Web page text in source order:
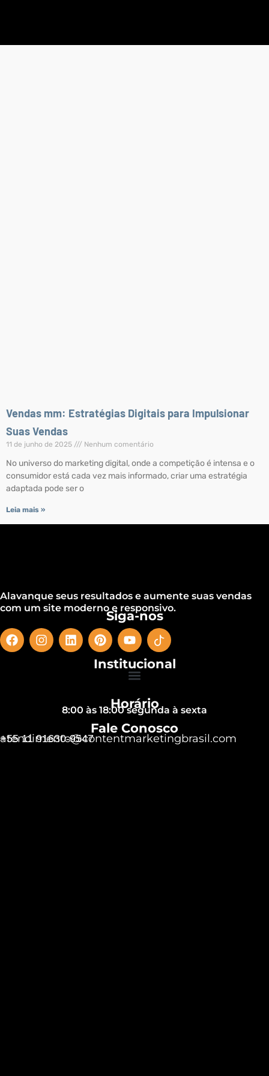
Vendas mm: Estratégias Digitais para Impulsionar
Suas Vendas
11 de junho de 2025 Nenhum comentário
No universo do marketing digital, onde a competição é intensa e o
consumidor está cada vez mais informado, criar uma estratégia
adaptada pode ser o
Leia mais »
Alavanque seus resultados e aumente suas vendas
com um site moderno e responsivo.
Siga-nos
Institucional
Horário
8:00 às 18:00 segunda à sexta
Fale Conosco
+55 11 91630-9547
atendimento@contentmarketingbrasil.com